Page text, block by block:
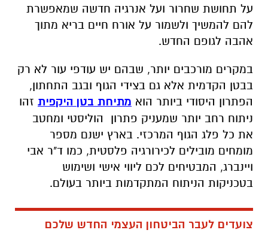
על תחושת שחרור ועל אנרגיה חדשה שמאפשרת
להם להמשיך ולשמור על אורח חיים בריא מתוך
אהבה לגופם החדש.
במקרים מורכבים יותר, שבהם יש עודפי עור לא רק
בבטן הקדמית אלא גם בצידי הגוף ובגב התחתון,
הפתרון היסודי ביותר הוא מתיחת בטן היקפית זהו
ניתוח רחב יותר שמעניק פתרון הוליסטי ומחטב
את כל פלג הגוף המרכזי. בארץ ישנם מספר
מומחים מובילים לכירורגיה פלסטית, כמו ד"ר אבי
ויינברג, המבטיחים לכם ליווי אישי ושימוש
בטכניקות הניתוח המתקדמות ביותר בעולם.
צועדים לעבר הביטחון העצמי החדש שלכם